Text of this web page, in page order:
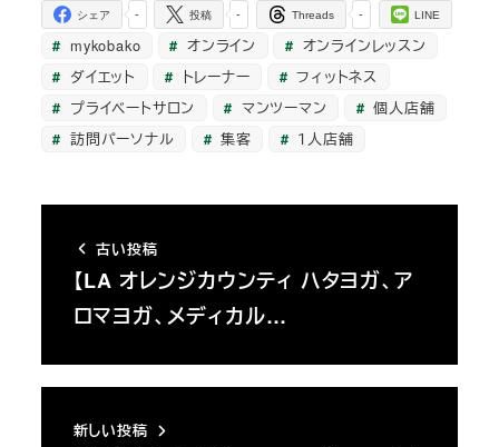
-
シェア -
投稿 -
Threads LINE
mykobako オンライン
オンラインレッスン
ダイエット
トレーナー
フィットネス
プライベートサロン
マンツーマン
個人店舗
訪問パーソナル
集客 １人店舗
古い投稿
【LA オレンジカウンティ ハタヨガ、ア
ロマヨガ、メディカル…
新しい投稿